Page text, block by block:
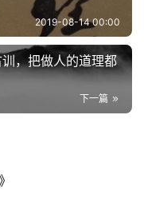
败焉。
，强而必衰。心不生
2019-08-14 00:00
，把做人的道理都
下一篇